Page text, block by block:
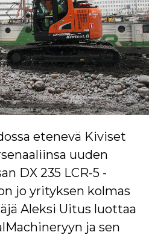
etenevä Kiviset
uuden
DX 235 LCR-5 -
jo yrityksen kolmas
Aleksi Uitus luottaa
ja sen